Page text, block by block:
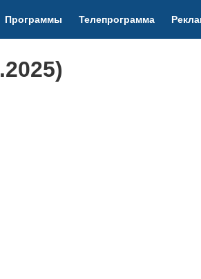
Программы Телепрограмма